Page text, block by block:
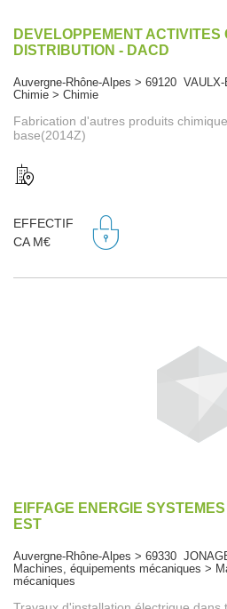
DEVELOPPEMENT ACTIVITES
DISTRIBUTION - DACD
Auvergne-Rhône-Alpes > 69120
Chimie > Chimie
Fabrication d'autres produits
base(2014Z)
EFFECTIF
CA M€
EIFFAGE ENERGIE
EST
Auvergne-Rhône-Alpes > 69330
Machines, équipements mécaniques >
mécaniques